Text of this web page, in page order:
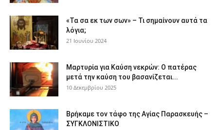
«Τα σα εκ των σων» – Τι σημαίνουν αυτά τα
λόγια;
21 Ιουνίου 2024
Μαρτυρία για Καύση νεκρών: Ο πατέρας
μετά την καύση του βασανίζεται...
10 Δεκεμβρίου 2025
Βρήκαμε τον τάφο της Αγίας Παρασκευής –
ΣΥΓΚΛΟΝΙΣΤΙΚΟ